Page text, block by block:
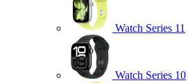
Watch Series 11
Watch Series 10